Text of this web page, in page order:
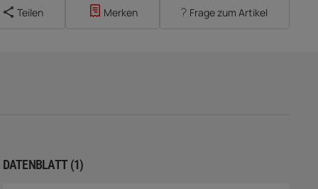
Teilen Merken Frage zum Artikel
DATENBLATT (1)